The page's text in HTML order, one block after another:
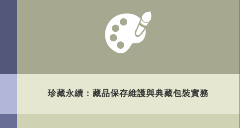
珍藏永續：藏品保存維護與典藏包裝實務